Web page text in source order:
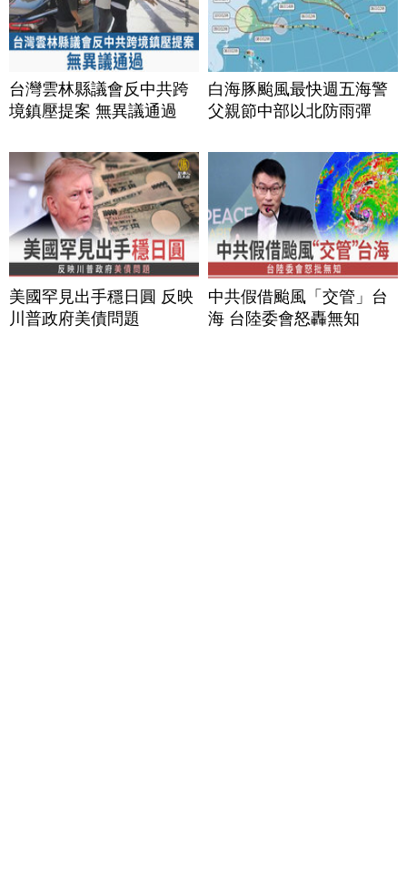
台灣雲林縣議會反中共跨
境鎮壓提案 無異議通過
白海豚颱風最快週五海警
父親節中部以北防雨彈
美國罕見出手穩日圓 反映
川普政府美債問題
中共假借颱風「交管」台
海 台陸委會怒轟無知